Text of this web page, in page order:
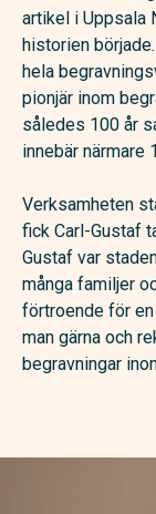
artikel i Uppsala
historien
hela
pionjär inom
således 100 år
innebär närmare
Verksamheten
fick Carl-Gustaf
Gustaf var
många familjer
förtroende för
man gärna och
begravningar